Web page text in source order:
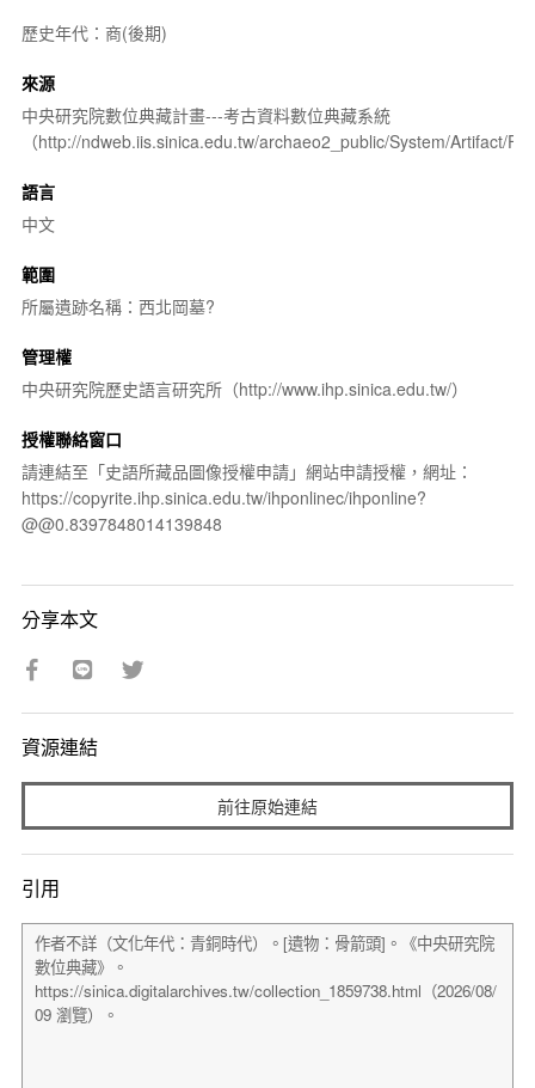
歷史年代：商(後期)
來源
中央研究院數位典藏計畫---考古資料數位典藏系統
（http://ndweb.iis.sinica.edu.tw/archaeo2_public/System/Artifact/
語言
中文
範圍
所屬遺跡名稱：西北岡墓?
管理權
中央研究院歷史語言研究所（http://www.ihp.sinica.edu.tw/）
授權聯絡窗口
請連結至「史語所藏品圖像授權申請」網站申請授權，網址：
https://copyrite.ihp.sinica.edu.tw/ihponlinec/ihponline?
@@0.8397848014139848
分享本文
資源連結
前往原始連結
引用